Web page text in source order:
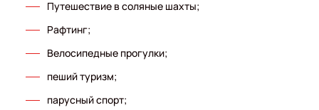
Путешествие в соляные шахты;
Рафтинг;
Велосипедные прогулки;
пеший туризм;
парусный спорт;